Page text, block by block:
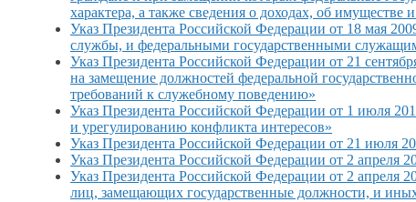
характера, а также сведения о доходах, об имуществе
Указ Президента Российской Федерации от 18 мая
службы, и федеральными государственными
Указ Президента Российской Федерации от 21
на замещение должностей федеральной
требований к служебному поведению»
Указ Президента Российской Федерации от 1 июля
и урегулированию конфликта интересов»
Указ Президента Российской Федерации от 21 июля
Указ Президента Российской Федерации от 2 апреля
Указ Президента Российской Федерации от 2 апреля
лиц, замещающих государственные должности, и